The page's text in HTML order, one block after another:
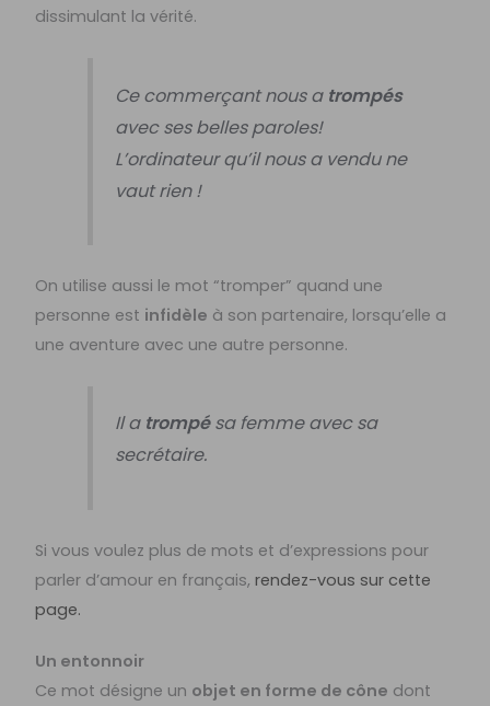
dissimulant la vérité.
Ce commerçant nous a trompés
avec ses belles paroles!
L’ordinateur qu’il nous a vendu ne
vaut rien !
On utilise aussi le mot “tromper” quand une
personne est infidèle à son partenaire, lorsqu’elle a
une aventure avec une autre personne.
Il a trompésa femme avec sa
secrétaire.
Si vous voulez plus de mots et d’expressions pour
parler d’amour en français,rendez-vous sur cette
page.
Un entonnoir
Ce mot désigne un objet en forme de cône dont